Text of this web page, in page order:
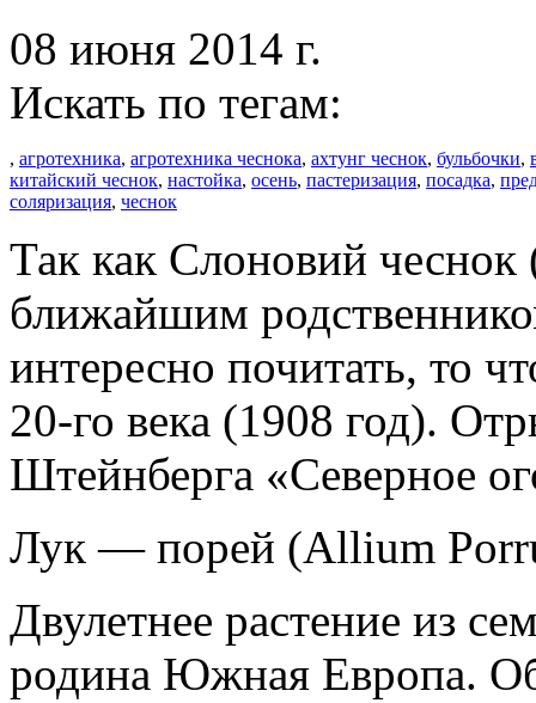
08 июня 2014 г.
Искать по тегам:
, агротехника, агротехника чеснока, ахтунг чеснок, бульбочки,
китайский чеснок, настойка, осень, пастеризация, посадка,
соляризация, чеснок
Так как Слоновий чеснок
ближайшим
интересно почитать, то
20-го века (1908 год).
Штейнберга «Северное
Лук — порей (Allium
Двулетнее растение из
родина Южная Европа.